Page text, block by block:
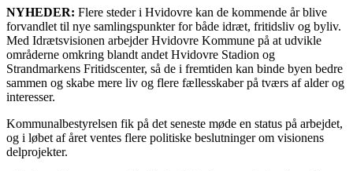
NYHEDER: Flere steder i Hvidovre kan de kommende år blive
forvandlet til nye samlingspunkter for både idræt, fritidsliv og byliv.
Med Idrætsvisionen arbejder Hvidovre Kommune på at udvikle
områderne omkring blandt andet Hvidovre Stadion og
Strandmarkens Fritidscenter, så de i fremtiden kan binde byen bedre
sammen og skabe mere liv og flere fællesskaber på tværs af alder og
interesser.
Kommunalbestyrelsen fik på det seneste møde en status på arbejdet,
og i løbet af året ventes flere politiske beslutninger om visionens
delprojekter.